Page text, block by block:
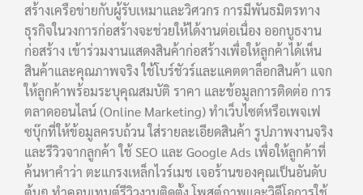
สร้างเครือข่ายกับผู้รับเหมาและวิศวกร การมีพันธมิตรทาง
ธุรกิจในวงการก่อสร้างจะช่วยให้ได้งานต่อเนื่อง ออกบูธงาน
ก่อสร้าง เข้าร่วมงานแสดงสินค้าก่อสร้างเพื่อให้ลูกค้าได้เห็น
สินค้าและคุณภาพจริง ใช้โบร์ชัวร์และแคตตาล็อกสินค้า แจก
ให้ลูกค้าพร้อมระบุคุณสมบัติ ราคา และข้อมูลการติดต่อ การ
ตลาดออนไลน์ (Online Marketing) ทำเว็บไซต์หรือเพจเฟ
ซบุ๊กที่ให้ข้อมูลครบถ้วน ใส่รายละเอียดสินค้า รูปภาพงานจริง
และรีวิวจากลูกค้า ใช้ SEO และ Google Ads เพื่อให้ลูกค้าที่
ค้นหาคำว่า ตะแกรงเหล็กไวร์เมช เจอร้านของคุณเป็นอันดับ